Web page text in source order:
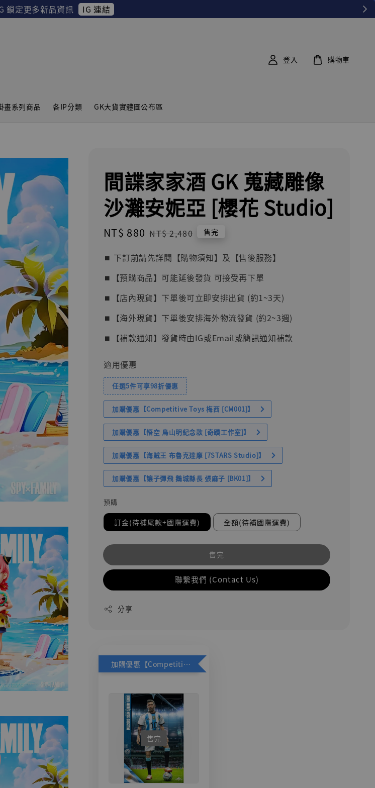
鎖定更多新品資訊 IG 連結
畫系列商品 各IP分類 GK大貨實體圖公布區
登入 購物車
間諜家家酒 GK 蒐藏雕像
沙灘安妮亞 [櫻花 Studio]
Sale
NT$ 880 Regular
NT$ 2,480 售完
⏹︎ 下訂前請先詳閱【購物須知】及【售後服務】
⏹︎【預購商品】可能延後發貨 可接受再下單
⏹︎【店內現貨】下單後可立即安排出貨 (約1~3天)
⏹︎【海外現貨】下單後安排海外物流發貨 (約2~3週)
⏹︎【補款通知】發貨時由IG或Email或簡訊通知補款
適用優惠
任選5件可享98折優惠
加購優惠【Competitive Toys 梅西 [CM001]】
加購優惠【悟空 鳥山明紀念款 [奇蹟工作室]】
加購優惠【海賊王 布魯克達摩 [7STARS Studio]】
加購優惠【讓子彈飛 鵝城縣長 張麻子 [BK01]】
預購
訂金(待補尾款+國際運費) 全額(待補國際運費)
售完
聯繫我們 (Contact Us)
分享
加購優惠【Competitive Toys 梅西 [CM001]】
售完